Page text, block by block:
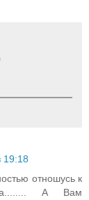
19:18
отношусь к
А Вам